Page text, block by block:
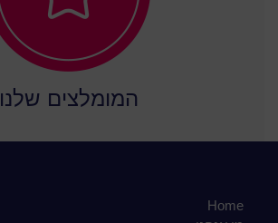
המומלצים שלנו
Home